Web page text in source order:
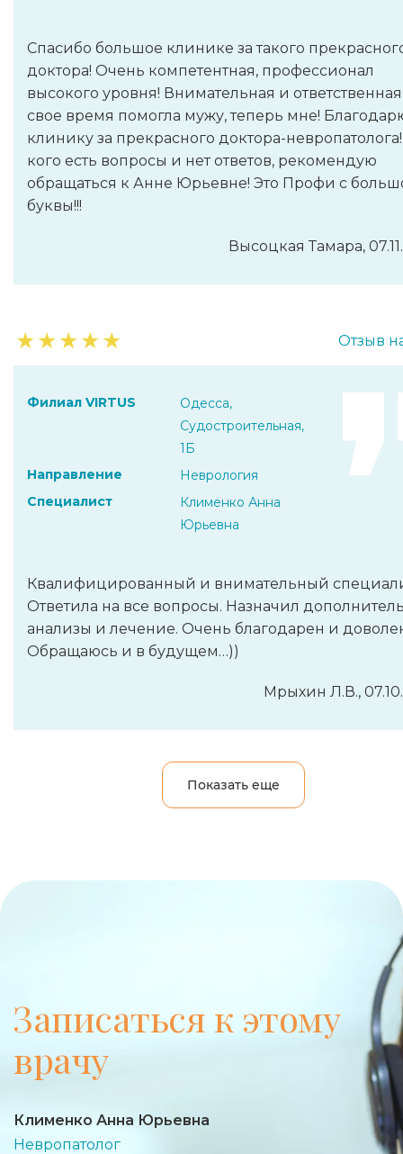
Спасибо большое клинике за такого
доктора! Очень компетентная, профессионал
высокого уровня! Внимательная и
свое время помогла мужу, теперь мне!
клинику за прекрасного доктора-
кого есть вопросы и нет ответов, рекомендую
обращаться к Анне Юрьевне! Это Профи с
буквы!!!
Высоцкая Тамара,
★★★★★ Отзыв
Филиал VIRTUS
Одесса,
Судостроительная,
1Б
Направление
Неврология
Специалист
Клименко Анна
Юрьевна
Квалифицированный и внимательный
Ответила на все вопросы. Назначил
анализы и лечение. Очень благодарен и
Обращаюсь и в будущем…))
Мрыхин Л.В.,
Показать еще
Записаться к этому
врачу
Клименко Анна Юрьевна
Невропатолог